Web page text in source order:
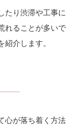
たり渋滞や工事に
れることが多いで
介します。
心が落ち着く方法